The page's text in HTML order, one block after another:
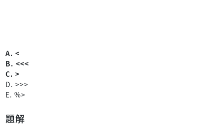
A. <
B. <<<
C. >
D. >>>
E. %>
題解